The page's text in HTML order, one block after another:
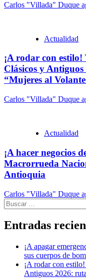
Carlos "Villada" Duque
Actualidad
¡A rodar con estilo!
Clásicos y
“Mujeres al
Carlos "Villada" Duque
Actualidad
¡A hacer negocios
Macrorrueda
Antioquia
Carlos "Villada" Duque
Buscar:
Entradas
¡A apagar
sus cuerpos de
¡A rodar con
Antiguos 2026: